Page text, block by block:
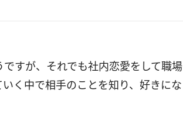
すが、それでも社内恋愛をして職場
く中で相手のことを知り、好きにな